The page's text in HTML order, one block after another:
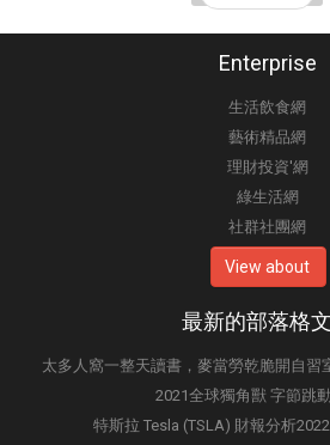
Enterprise
生活飲食網
藝術精品網
理財投資'網
綠生活網
社群社團網
View about
最新的部落格
太多人窩一整天讀書，麥當勞乾脆開自習
2021全球獨角獸 字節跳
特斯拉 Tesla (TSLA) 財報分析